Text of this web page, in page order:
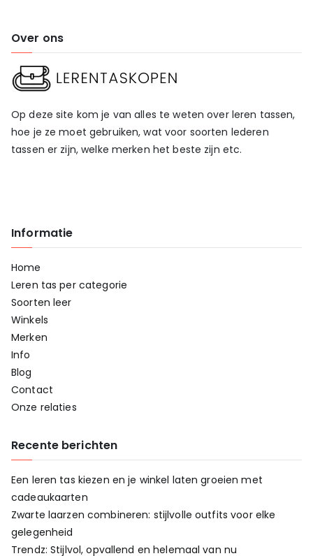
Over ons
Op deze site kom je van alles te weten over leren tassen,
hoe je ze moet gebruiken, wat voor soorten lederen
tassen er zijn, welke merken het beste zijn etc.
Informatie
Home
Leren tas per categorie
Soorten leer
Winkels
Merken
Info
Blog
Contact
Onze relaties
Recente berichten
Een leren tas kiezen en je winkel laten groeien met
cadeaukaarten
Zwarte laarzen combineren: stijlvolle outfits voor elke
gelegenheid
Trendz: Stijlvol, opvallend en helemaal van nu